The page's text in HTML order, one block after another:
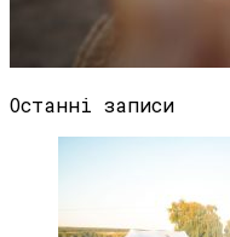
Останні записи